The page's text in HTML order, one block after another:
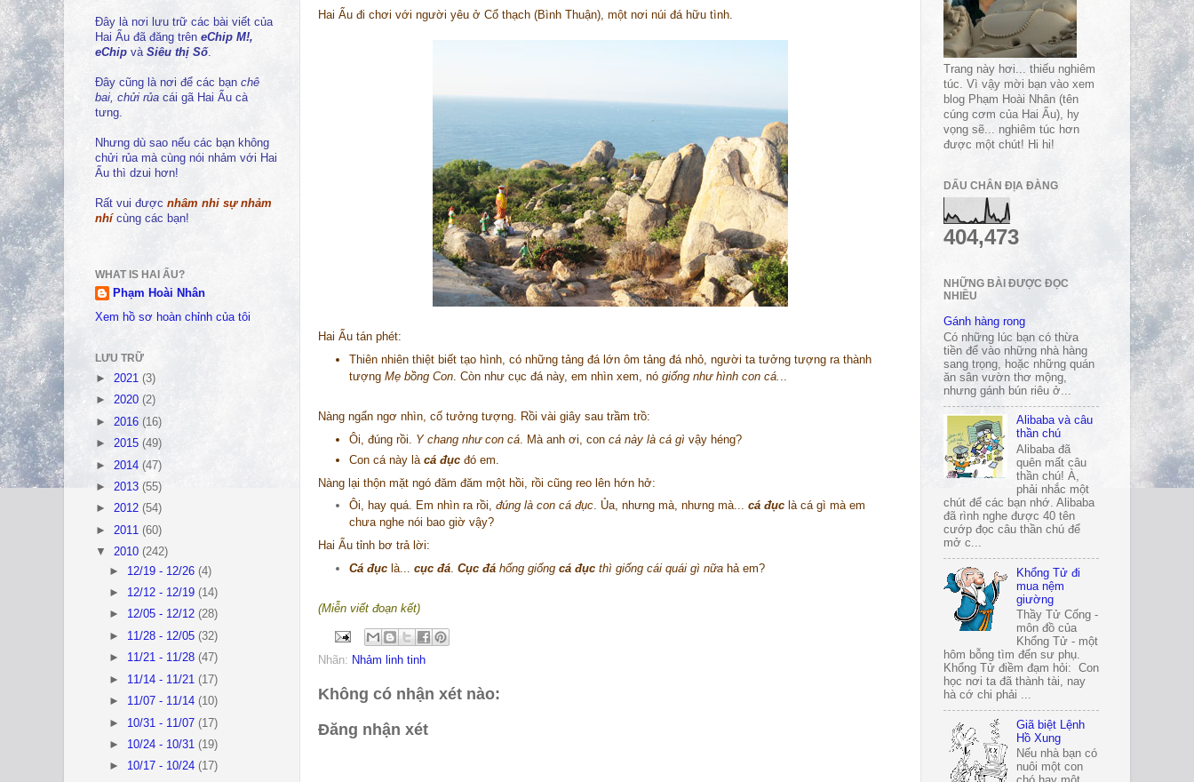
Hai Ẩu đi chơi với người yêu ở Cổ thạch (Bình Thuận), một nơi núi đá hữu tình.
Hai Ẩu tán phét:
Thiên nhiên thiệt biết tạo hình, có những tảng đá lớn ôm tảng đá nhỏ, người ta tưởng tượng ra thành
tượng Mẹ bồng Con. Còn như cục đá này, em nhìn xem, nó giống như hình con cá. ..
Nàng ngẩn ngơ nhìn, cố tưởng tượng. Rồi vài giây sau trầm trồ:
Ôi, đúng rồi. Y chang như con cá. Mà anh ơi, con cá này là cá gì vậy héng?
Con cá này là cá đụcđó em.
Nàng lại thộn mặt ngó đăm đăm một hồi, rồi cũng reo lên hớn hở:
Ôi, hay quá. Em nhìn ra rồi, đúng là con cá đục. Ủa, nhưng mà, nhưng mà... cá đụclà cá gì mà em
chưa nghe nói bao giờ vậy?
Hai Ẩu tỉnh bơ trả lời:
Cá đụclà... cục đá. Cục đáhổng giống cá đụcthì giống cái quái gì nữa hả em?
(Miễn viết đoạn kết)
Nhãn: Nhảm linh tinh
Không có nhận xét nào:
Đăng nhận xét
Đây là nơi lưu trữ các bài viết của
Hai Ẩu đã đăng trên eChip M!,
eChip và Siêu thị Số.
Đây cũng là nơi để các bạn chê
bai, chửi rủa cái gã Hai Ẩu cà
tưng.
Nhưng dù sao nếu các bạn không
chửi rủa mà cùng nói nhảm với Hai
Ẩu thì dzui hơn!
Rất vui được nhâm nhi sự nhảm
nhí cùng các bạn!
WHAT IS HAI ẨU?
Phạm Hoài Nhân
Xem hồ sơ hoàn chỉnh của tôi
LƯU TRỮ
► 2021 (3)
► 2020 (2)
► 2016 (16)
► 2015 (49)
► 2014 (47)
► 2013 (55)
► 2012 (54)
► 2011 (60)
▼ 2010 (242)
► 12/19 - 12/26(4)
► 12/12 - 12/19(14)
► 12/05 - 12/12(28)
► 11/28 - 12/05(32)
► 11/21 - 11/28(47)
► 11/14 - 11/21(17)
► 11/07 - 11/14(10)
► 10/31 - 11/07(17)
► 10/24 - 10/31(19)
► 10/17 - 10/24(17)
Trang này hơi... thiếu nghiêm
túc. Vì vậy mời bạn vào xem
blog Phạm Hoài Nhân (tên
cúng cơm của Hai Ẩu), hy
vọng sẽ... nghiêm túc hơn
được một chút! Hi hi!
DẤU CHÂN ĐỊA ĐÀNG
404,473
NHỮNG BÀI ĐƯỢC ĐỌC
NHIỀU
Gánh hàng rong
Có những lúc bạn có thừa
tiền để vào những nhà hàng
sang trọng, hoặc những quán
ăn sân vườn thơ mộng,
nhưng gánh bún riêu ở...
Alibaba và câu
thần chú
Alibaba đã
quên mất câu
thần chú! À,
phải nhắc một
chút để các bạn nhớ. Alibaba
đã rình nghe được 40 tên
cướp đọc câu thần chú để
mở c...
Khổng Tử đi
mua nệm
giường
Thầy Tử Cống -
môn đồ của
Khổng Tử - một
hôm bỗng tìm đến sư phụ.
Khổng Tử điềm đạm hỏi: Con
học nơi ta đã thành tài, nay
hà cớ chi phải ...
Giã biệt Lệnh
Hồ Xung
Nếu nhà bạn có
nuôi một con